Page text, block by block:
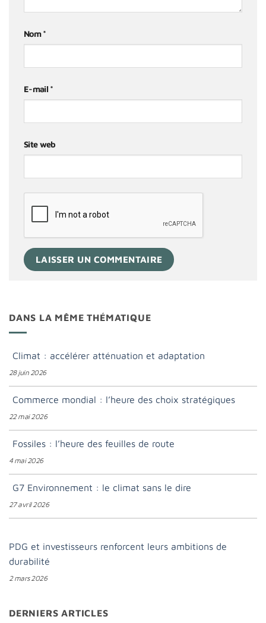
Nom*
E-mail *
Site web
DANS LA MÊME THÉMATIQUE
Climat : accélérer atténuation et adaptation
28 juin 2026
Commerce mondial : l’heure des choix stratégiques
22 mai 2026
Fossiles : l’heure des feuilles de route
4 mai 2026
G7 Environnement : le climat sans le dire
27 avril 2026
PDG et investisseurs renforcent leurs ambitions de
durabilité
2 mars 2026
DERNIERS ARTICLES